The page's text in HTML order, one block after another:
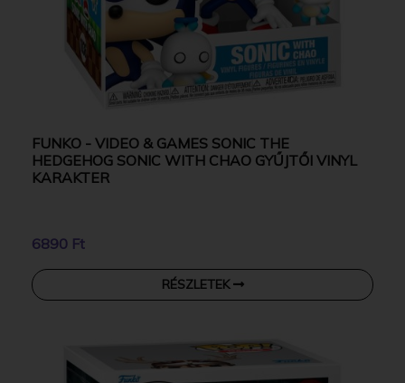
FUNKO - VIDEO & GAMES SONIC THE
HEDGEHOG SONIC WITH CHAO GYŰJTŐI VINYL
KARAKTER
6890 Ft
RÉSZLETEK